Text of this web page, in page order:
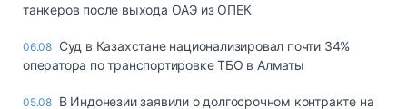
танкеров после выхода ОАЭ из ОПЕК
06.08 Суд в Казахстане национализировал почти 34%
оператора по транспортировке ТБО в Алматы
05.08 В Индонезии заявили о долгосрочном контракте на